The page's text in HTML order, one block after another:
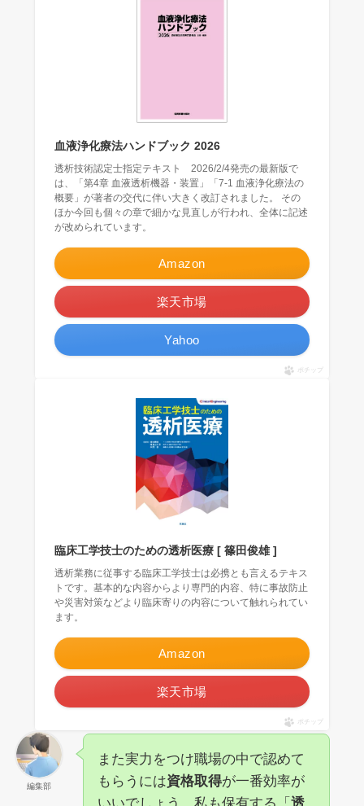
血液浄化療法ハンドブック 2026
透析技術認定士指定テキスト 2026/2/4発売の最新版で
は、「第4章 血液透析機器・装置」「7-1 血液浄化療法の
概要」が著者の交代に伴い大きく改訂されました。 その
ほか今回も個々の章で細かな見直しが行われ、全体に記述
が改められています。
Amazon
楽天市場
Yahoo
ポチップ
臨床工学技士のための透析医療 [ 篠田俊雄 ]
透析業務に従事する臨床工学技士は必携とも言えるテキス
トです。基本的な内容からより専門的内容、特に事故防止
や災害対策などより臨床寄りの内容について触れられてい
ます。
Amazon
楽天市場
ポチップ
編集部
また実力をつけ職場の中で認めて
もらうには資格取得が一番効率が